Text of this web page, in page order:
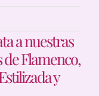
a nuestras
de Flamenco,
y